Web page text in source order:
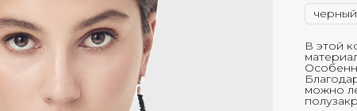
В этой
можно